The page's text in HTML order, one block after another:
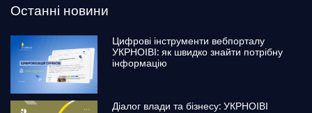
Останні новини
Цифрові інструменти вебпорталу
УКРНОІВІ: як швидко знайти потрібну
інформацію
Діалог влади та бізнесу: УКРНОІВІ